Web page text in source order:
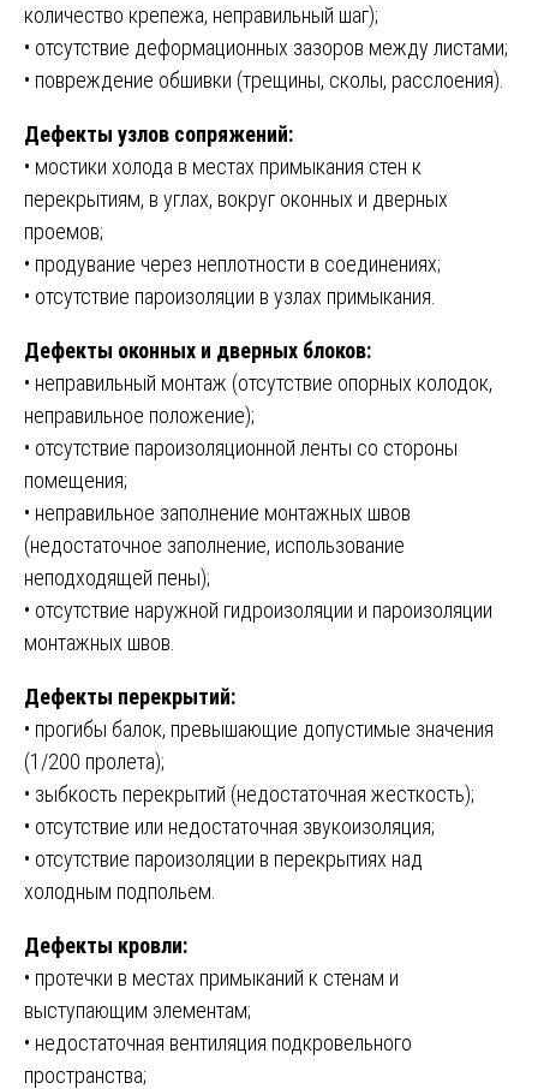
количество крепежа, неправильный шаг);
• отсутствие деформационных зазоров между листами;
• повреждение обшивки (трещины, сколы, расслоения).
Дефекты узлов сопряжений:
• мостики холода в местах примыкания стен к
перекрытиям, в углах, вокруг оконных и дверных
проемов;
• продувание через неплотности в соединениях;
• отсутствие пароизоляции в узлах примыкания.
Дефекты оконных и дверных блоков:
• неправильный монтаж (отсутствие опорных колодок,
неправильное положение);
• отсутствие пароизоляционной ленты со стороны
помещения;
• неправильное заполнение монтажных швов
(недостаточное заполнение, использование
неподходящей пены);
• отсутствие наружной гидроизоляции и пароизоляции
монтажных швов.
Дефекты перекрытий:
• прогибы балок, превышающие допустимые значения
(1/200 пролета);
• зыбкость перекрытий (недостаточная жесткость);
• отсутствие или недостаточная звукоизоляция;
• отсутствие пароизоляции в перекрытиях над
холодным подпольем.
Дефекты кровли:
• протечки в местах примыканий к стенам и
выступающим элементам;
• недостаточная вентиляция подкровельного
пространства;